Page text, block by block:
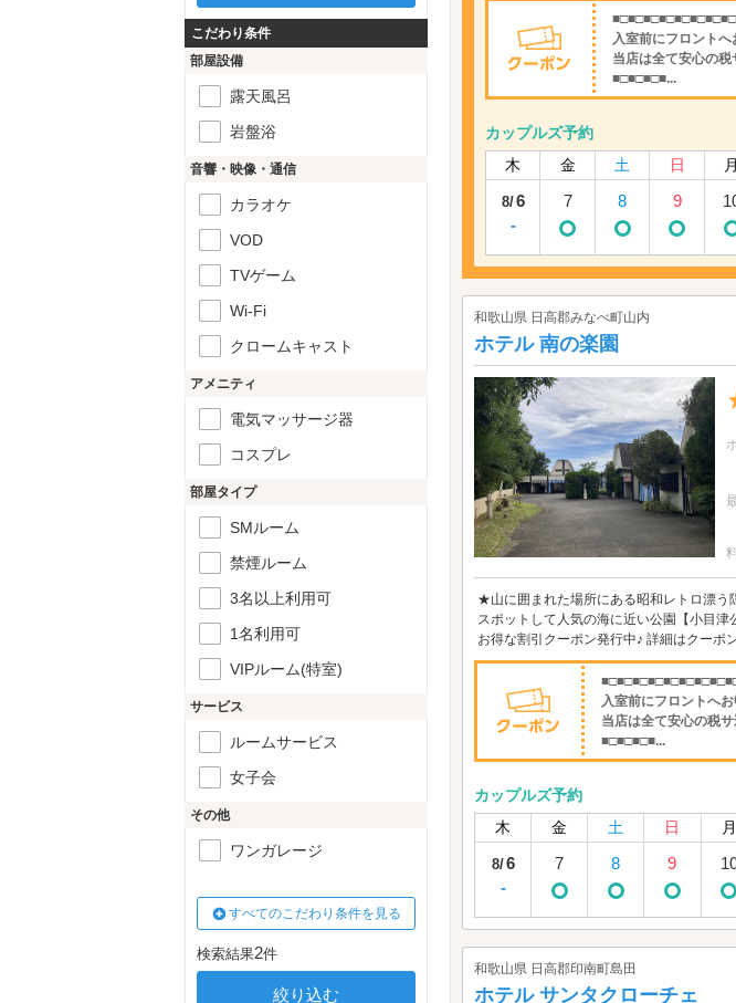
入室前にフロントへ
当店は全て安心の税
■□■□■□■...
カップルズ予約
木
金 土 日 月
8/6
-
7 8 9
和歌山県 日高郡みなべ町山内
ホテル 南の楽園
★山に囲まれた場所にある昭和レトロ漂う
スポットして人気の海に近い公園【小目
お得な割引クーポン発行中♪ 詳細はクーポ
入室前にフロントへお
当店は全て安心の税サ
■□■□■□■...
カップルズ予約
木
金 土 日 月
8/6
-
7 8 9
和歌山県 日高郡印南町島田
ホテル サンタクローチェ
こだわり条件
部屋設備
露天風呂
岩盤浴
音響・映像・通信
カラオケ
VOD
TVゲーム
Wi-Fi
クロームキャスト
アメニティ
電気マッサージ器
コスプレ
部屋タイプ
SMルーム
禁煙ルーム
3名以上利用可
1名利用可
VIPルーム(特室)
サービス
ルームサービス
女子会
その他
ワンガレージ
すべてのこだわり条件を見る
検索結果2件